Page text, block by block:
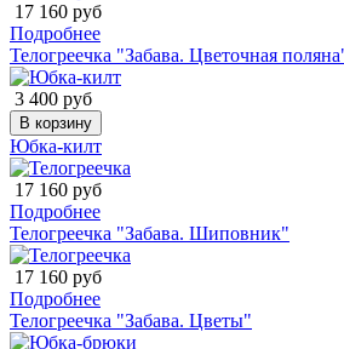
17 160 руб
Подробнее
Телогреечка "Забава. Цветочная
3 400 руб
В корзину
Юбка-килт
17 160 руб
Подробнее
Телогреечка "Забава. Шиповник"
17 160 руб
Подробнее
Телогреечка "Забава. Цветы"